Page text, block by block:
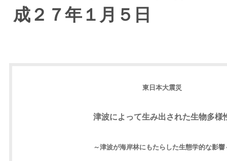
成２７年１月５日
東日本大震災
津波によって生み出された生物多様
～津波が海岸林にもたらした生態学的な影響